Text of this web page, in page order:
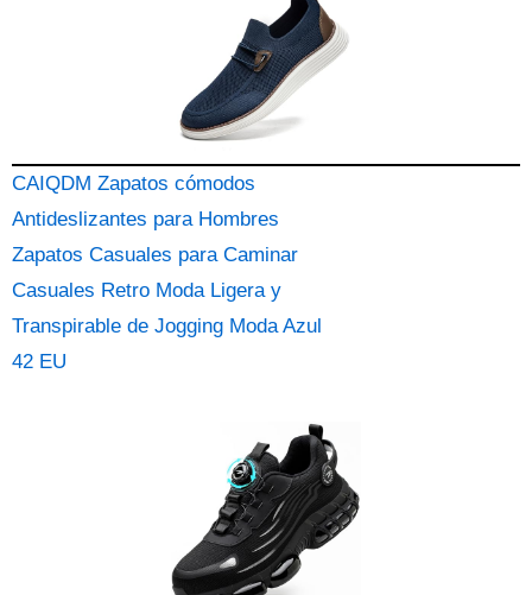
CAIQDM Zapatos cómodos
Antideslizantes para Hombres
Zapatos Casuales para Caminar
Casuales Retro Moda Ligera y
Transpirable de Jogging Moda Azul
42 EU